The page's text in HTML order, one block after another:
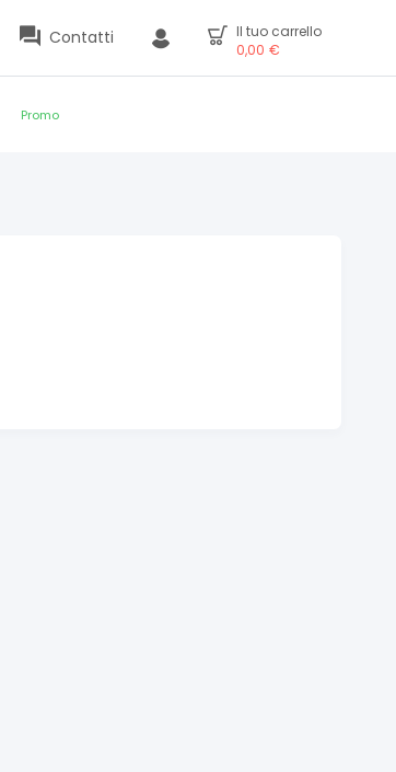
Contatti
Il tuo carrello
0,00 €
Promo